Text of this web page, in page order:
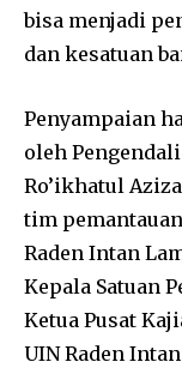
bisa menjadi
dan kesatuan
Penyampaian
oleh
Ro’ikhatul
tim
Raden Intan
Kepala Satuan
Ketua Pusat
UIN Raden